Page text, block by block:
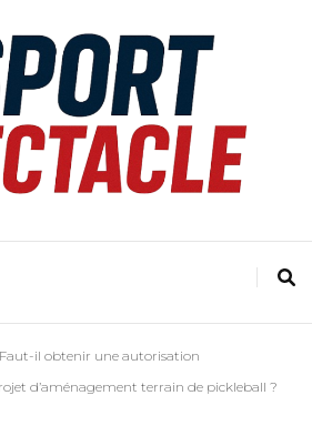
Faut-il obtenir une autorisation
d’aménagement terrain de pickleball ?